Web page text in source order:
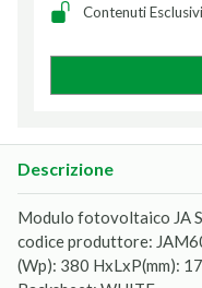
Contenuti Esclusivi
Descrizione
Modulo fotovoltaico JA
codice produttore:
(Wp): 380 HxLxP(mm):